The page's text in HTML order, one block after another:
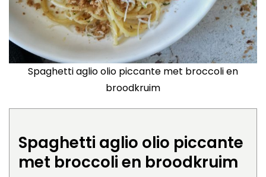
Spaghetti aglio olio piccante met broccoli en
broodkruim
Spaghetti aglio olio piccante
met broccoli en broodkruim